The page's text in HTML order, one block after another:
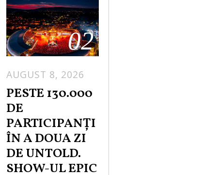
02
AUGUST 8, 2026
PESTE 130.000
DE
PARTICIPANȚI
ÎN A DOUA ZI
DE UNTOLD.
SHOW-UL EPIC